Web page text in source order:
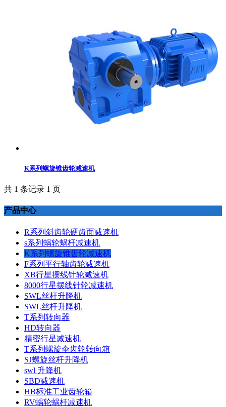
K系列螺旋锥齿轮减速机
共 1 条记录 1 页
产品中心
R系列斜齿轮硬齿面减速机
s系列蜗轮蜗杆减速机
K系列螺旋锥齿轮减速机
F系列平行轴齿轮减速机
XB行星摆线针轮减速机
8000行星摆线针轮减速机
SWL丝杆升降机
SWL丝杆升降机
T系列转向器
HD转向器
精密行星减速机
T系列螺旋伞齿轮转向箱
SJ螺旋丝杆升降机
swl 升降机
SBD减速机
HB标准工业齿轮箱
RV蜗轮蜗杆减速机